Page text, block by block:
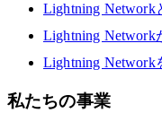
Lightning Network
Lightning Network
Lightning Network
私たちの事業